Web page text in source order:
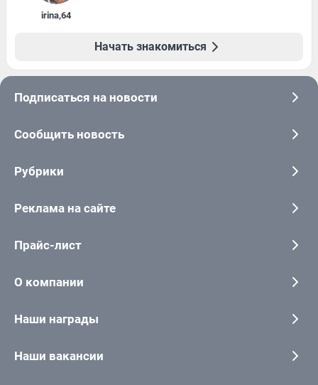
irina,64
Начать знакомиться
Подписаться на новости
Сообщить новость
Рубрики
Реклама на сайте
Прайс-лист
О компании
Наши награды
Наши вакансии